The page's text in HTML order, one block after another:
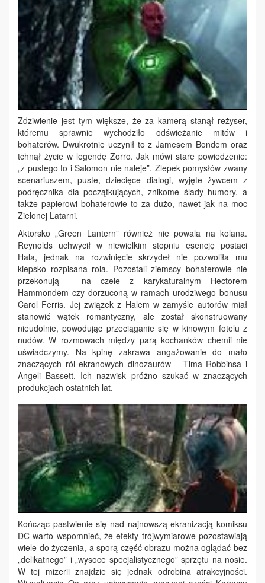
Zdziwienie jest tym większe, że za kamerą stanął reżyser,
któremu sprawnie wychodziło odświeżanie mitów i
bohaterów. Dwukrotnie uczynił to z Jamesem Bondem oraz
tchnął życie w legendę Zorro. Jak mówi stare powiedzenie:
„z pustego to i Salomon nie naleje”. Zlepek pomysłów zwany
scenariuszem, puste, dziecięce dialogi, wyjęte żywcem z
podręcznika dla początkujących, znikome ślady humory, a
także papierowi bohaterowie to za dużo, nawet jak na moc
Zielonej Latarni.
Aktorsko „Green Lantern” również nie powala na kolana.
Reynolds uchwycił w niewielkim stopniu esencję postaci
Hala, jednak na rozwinięcie skrzydeł nie pozwoliła mu
kiepsko rozpisana rola. Pozostali ziemscy bohaterowie nie
przekonują - na czele z karykaturalnym Hectorem
Hammondem czy dorzuconą w ramach urodziwego bonusu
Carol Ferris. Jej związek z Halem w zamyśle autorów miał
stanowić wątek romantyczny, ale został skonstruowany
nieudolnie, powodując przeciąganie się w kinowym fotelu z
nudów. W rozmowach między parą kochanków chemii nie
uświadczymy. Na kpinę zakrawa angażowanie do mało
znaczących ról ekranowych dinozaurów – Tima Robbinsa i
Angeli Bassett. Ich nazwisk próżno szukać w znaczących
produkcjach ostatnich lat.
Kończąc pastwienie się nad najnowszą ekranizacją komiksu
DC warto wspomnieć, że efekty trójwymiarowe pozostawiają
wiele do życzenia, a sporą część obrazu można oglądać bez
„delikatnego” i „wysoce specjalistycznego” sprzętu na nosie.
W tej mizerii znajdzie się jednak odrobina atrakcyjności.